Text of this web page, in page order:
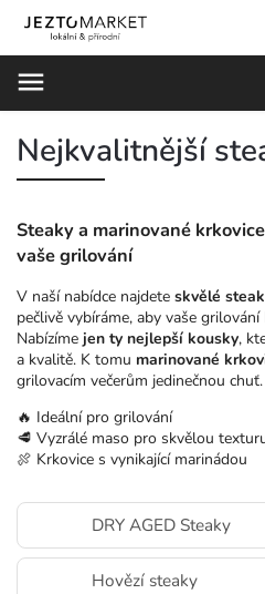
Nejkvalitnější
Steaky a marinované
vaše grilování
V naší nabídce najdete skvělé
pečlivě vybíráme, aby vaše
Nabízíme jen ty nejlepší kousky,
a kvalitě. K tomu marinované
grilovacím večerům jedinečnou chuť.
🔥 Ideální pro grilování
🥩 Vyzrálé maso pro skvělou
🍖 Krkovice s vynikající marinádou
DRY AGED Steaky
Hovězí steaky